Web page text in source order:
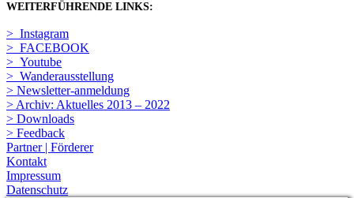
WEITERFÜHRENDE LINKS:
> Instagram
> FACEBOOK
> Youtube
> Wanderausstellung
> Newsletter-anmeldung
> Archiv: Aktuelles 2013 – 2022
> Downloads
> Feedback
Partner | Förderer
Kontakt
Impressum
Datenschutz